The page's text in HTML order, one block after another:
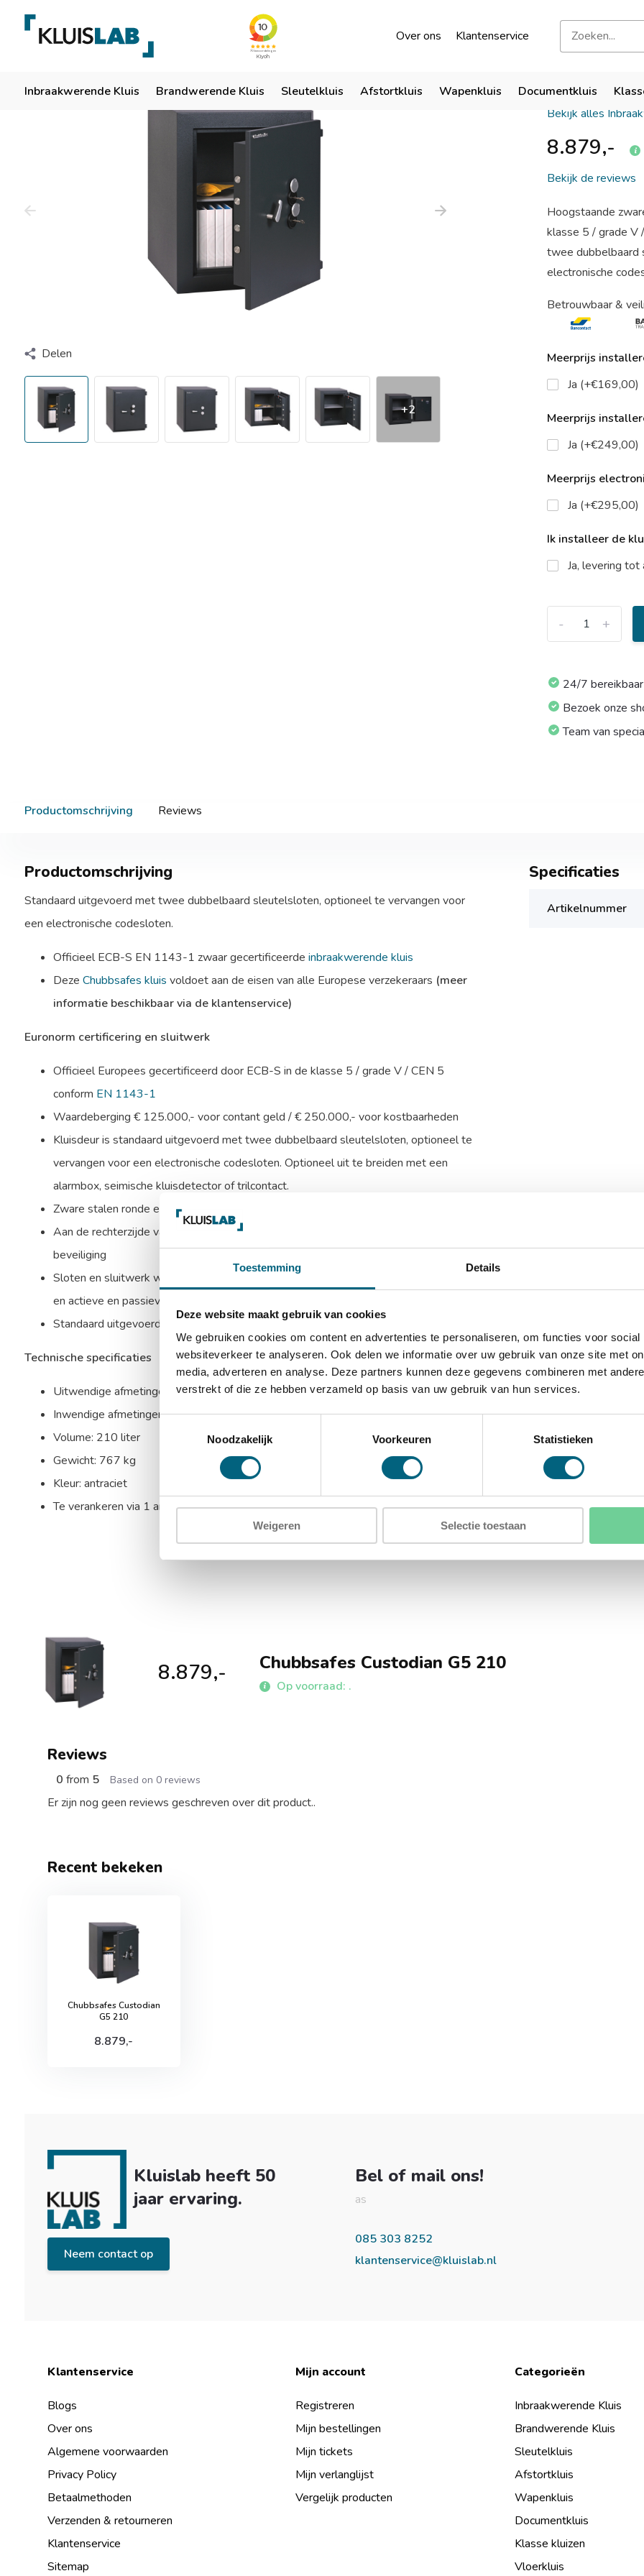
Toestemming Details
Deze website maakt gebruik van cookies
We gebruiken cookies om content en advertenties te personaliseren, om functies voor
websiteverkeer te analyseren. Ook delen we informatie over uw gebruik van onze site met
media, adverteren en analyse. Deze partners kunnen deze gegevens combineren met
verstrekt of die ze hebben verzameld op basis van uw gebruik van hun services.
Toestemmingsselectie
Noodzakelijk
Voorkeuren Statistieken
Weigeren Selectie toestaan
Over ons Klantenservice
Inbraakwerende Kluis Brandwerende Kluis Sleutelkluis Afstortkluis Wapenkluis Documentkluis
Ruim 50 jaar ervaring
Bezoek onze showroom
Delen
+2
Bekijk alles
8.879,-
Bekijk de reviews
Hoogstaande
klasse 5 / grade V
twee dubbelbaard
electronische
Betrouwbaar &
Meerprijs
Ja (+€169,00)
Meerprijs
Ja (+€249,00)
Meerprijs
Ja (+€295,00)
Ik installeer de
Ja, levering
+
-
24/7 bereikbaar
Bezoek onze
Team van
Productomschrijving Reviews
Productomschrijving
Standaard uitgevoerd met twee dubbelbaard sleutelsloten, optioneel te vervangen voor
een electronische codesloten.
Officieel ECB-S EN 1143-1 zwaar gecertificeerde inbraakwerende kluis
Deze Chubbsafes kluis voldoet aan de eisen van alle Europese verzekeraars (meer
informatie beschikbaar via de klantenservice)
Euronorm certificering en sluitwerk
Officieel Europees gecertificeerd door ECB-S in de klasse 5 / grade V / CEN 5
conform EN 1143-1
Waardeberging € 125.000,- voor contant geld / € 250.000,- voor kostbaarheden
Kluisdeur is standaard uitgevoerd met twee dubbelbaard sleutelsloten, optioneel te
vervangen voor een electronische codesloten. Optioneel uit te breiden met een
alarmbox, seimische kluisdetector of trilcontact.
Zware stalen ronde en verchroomde schoten aan bovenzijde, onderzijde en linkerzijde
Aan de rechterzijde valt een blinde schoot in de sponning van de kluis voor extra
beveiliging
Sloten en sluitwerk worden beschermd door mangaanstalen harde platen, glasplaat
en actieve en passieve relockers
Standaard uitgevoerd met 1 in hoogte verstelbare uitneembare legborden
Technische specificaties
Uitwendige afmetingen: 920 x 730 x 740 mm (HxBxD)
Inwendige afmetingen: 750 x 560 x 500 mm (HxBxD)
Volume: 210 liter
Gewicht: 767 kg
Kleur: antraciet
Te verankeren via 1 ankergat in de bodem en 1 anker in de achterwand
Specificaties
Artikelnummer
8.879,- Chubbsafes Custodian G5 210
Op voorraad: .
Reviews
0 from 5 Based on 0 reviews
Er zijn nog geen reviews geschreven over dit product..
Recent bekeken
Chubbsafes Custodian
G5 210
8.879,-
Kluislab heeft 50
jaar ervaring.
Neem contact op
Bel of mail ons!
as
085 303 8252
klantenservice@kluislab.nl
Klantenservice
Blogs
Over ons
Algemene voorwaarden
Privacy Policy
Betaalmethoden
Verzenden & retourneren
Klantenservice
Sitemap
Mijn account
Registreren
Mijn bestellingen
Mijn tickets
Mijn verlanglijst
Vergelijk producten
Categorieën
Inbraakwerende Kluis
Brandwerende Kluis
Sleutelkluis
Afstortkluis
Wapenkluis
Documentkluis
Klasse kluizen
Vloerkluis